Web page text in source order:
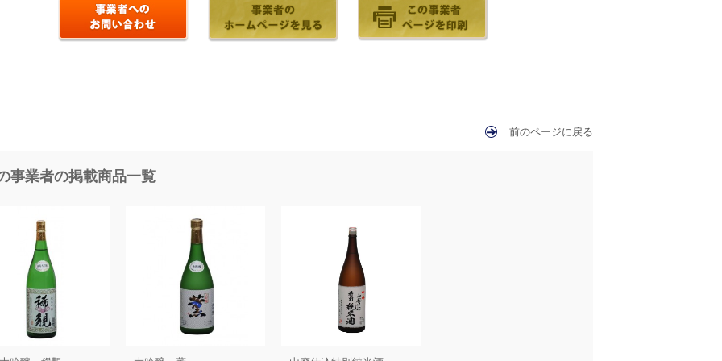
前のページに戻る
事業者の掲載商品一覧